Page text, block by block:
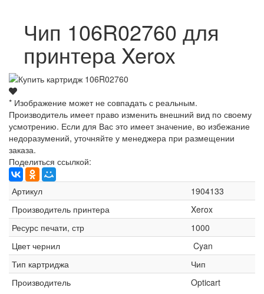
Чип 106R02760 для
принтера Xerox
* Изображение может не совпадать с реальным.
Производитель имеет право изменить внешний вид по своему
усмотрению. Если для Вас это имеет значение, во избежание
недоразумений, уточняйте у менеджера при размещении
заказа.
Поделиться ссылкой:
Артикул
1904133
Производитель принтера
Xerox
Ресурс печати, стр
1000
Цвет чернил
Cyan
Тип картриджа
Чип
Производитель
Opticart